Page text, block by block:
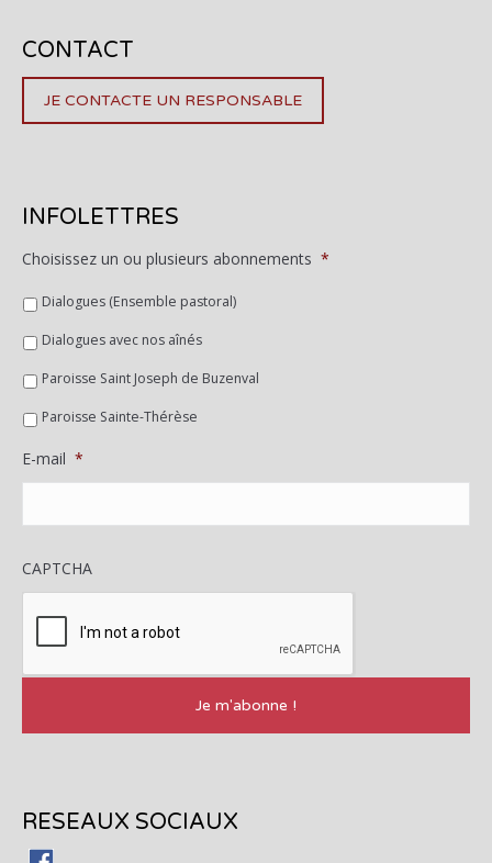
CONTACT
JE CONTACTE UN RESPONSABLE
INFOLETTRES
Choisissez un ou plusieurs abonnements *
Dialogues (Ensemble pastoral)
Dialogues avec nos aînés
Paroisse Saint Joseph de Buzenval
Paroisse Sainte-Thérèse
E-mail *
CAPTCHA
RESEAUX SOCIAUX